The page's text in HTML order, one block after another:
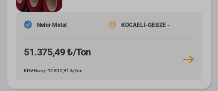
Nehir Metal KOCAELİ-GEBZE -
51.375,49 ₺/Ton
KDV Hariç: 42.812,91 ₺/Ton